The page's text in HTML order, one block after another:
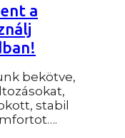
a
bekötve,
stabil